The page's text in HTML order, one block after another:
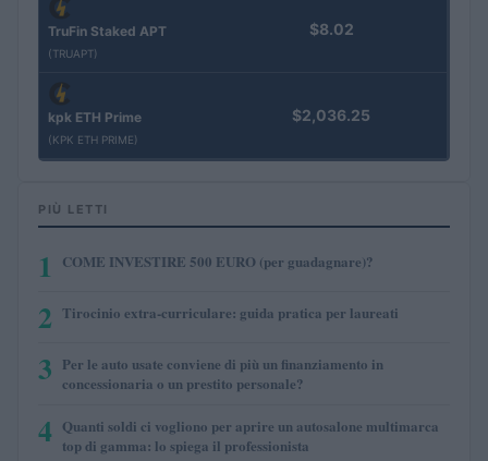
TruFin Staked APT
(TRUAPT)
$8.02
kpk ETH Prime
(KPK ETH PRIME)
$2,036.25
PIÙ LETTI
1 COME INVESTIRE 500 EURO (per guadagnare)?
2 Tirocinio extra-curriculare: guida pratica per laureati
3 Per le auto usate conviene di più un finanziamento in
concessionaria o un prestito personale?
4 Quanti soldi ci vogliono per aprire un autosalone multimarca
top di gamma: lo spiega il professionista